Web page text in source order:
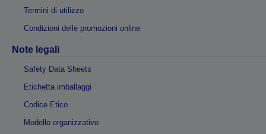
Termini di utilizzo
Condizioni delle promozioni online
Note legali
Safety Data Sheets
Etichetta imballaggi
Codice Etico
Modello organizzativo